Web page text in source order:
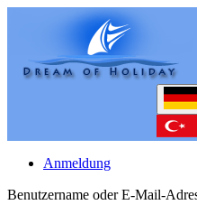
Anmeldung
Benutzername oder E-Mail-